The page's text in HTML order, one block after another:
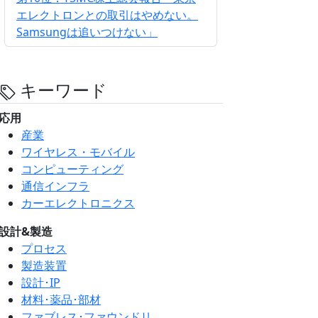
エレクトロンとの取引はやめない。
Samsungは追いつけない」
キーワード
応用
産業
ワイヤレス・モバイル
コンピューティング
通信インフラ
カーエレクトロニクス
計&製造
プロセス
製造装置
設計･IP
材料･薬品･部材